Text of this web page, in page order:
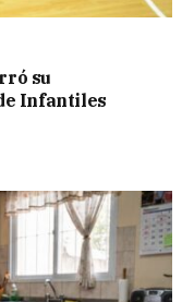
su
Infantiles